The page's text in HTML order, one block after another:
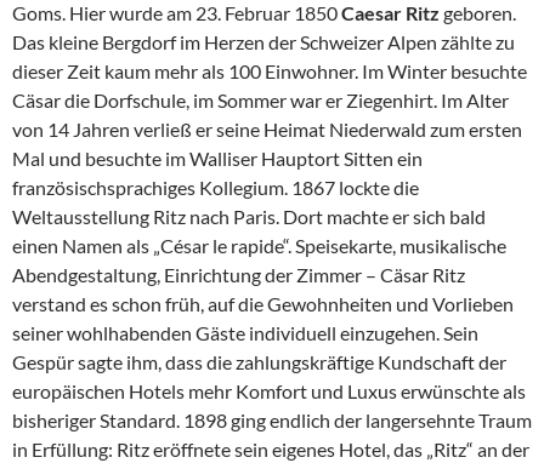
Goms. Hier wurde am 23. Februar 1850Caesar Ritz geboren.
Das kleine Bergdorf im Herzen der Schweizer Alpen zählte zu
dieser Zeit kaum mehr als 100 Einwohner. Im Winter besuchte
Cäsar die Dorfschule, im Sommer war er Ziegenhirt. Im Alter
von 14 Jahren verließ er seine Heimat Niederwald zum ersten
Mal und besuchte im Walliser Hauptort Sitten ein
französischsprachiges Kollegium. 1867 lockte die
Weltausstellung Ritz nach Paris. Dort machte er sich bald
einen Namen als „César le rapide“. Speisekarte, musikalische
Abendgestaltung, Einrichtung der Zimmer – Cäsar Ritz
verstand es schon früh, auf die Gewohnheiten und Vorlieben
seiner wohlhabenden Gäste individuell einzugehen. Sein
Gespür sagte ihm, dass die zahlungskräftige Kundschaft der
europäischen Hotels mehr Komfort und Luxus erwünschte als
bisheriger Standard. 1898 ging endlich der langersehnte Traum
in Erfüllung: Ritz eröffnete sein eigenes Hotel, das „Ritz“ an der